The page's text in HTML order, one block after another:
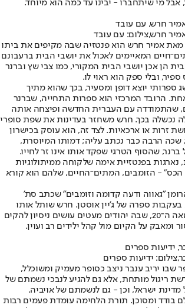
אמיר חרש, עם עובד
חרש,צילום: עם עובד
מאת אמיר חרש הוא פנטזיה שבה מקיפים את ביתו
המאיימים לאכול את יושבי הבית ברעבונם
הן אכן יושבי הבית המקורי, כמו צבי שץ וברנר
ובלי ספק הוא ראוי לו.
ספרותי יוצא דופן ומסעיר, בכך שהוא מתיך
אחת. הרובד המרכזי הוא ספרות התחייה, שברנר
שהתמודדה עם העברית החדשה ופיצחה אותה
נכשלה בכך. חרש משחזר בעדינות את שפת סופרי
זרות או ארכאיות. לצד זה, הוא עוסק בכישרון
שכה הרבה כבר נכתב עליה; דמותו המיוסרת,
שהסוף הטרגי שפקד אותו אינו זר לחייו.
בפנטזיית אימה שלקוחה ממיתולוגיות
- הזומבים, המתים־החיים, שלהם הוא קורא
"גאווה ודעה קדומה וזומבים" שכתב סת'
ב־2009, בעקבות ספרה של ג'יין אוסטן. חרש שותל אותו
בישראל של ראשית המאה ה־20, שבה יהודים מעטים עושים ניסיון להקים
ומאבק על הקיום מול קהל ילידים רב ועוין.
ידיעות ספרים
ידיעות ספרים
שבו יריב ענבר ניצב כסופר מעמיק ומשוכלל,
ריגול מותחת, אלא גם להגיע לנבכי נשמתם של
ישראל, וכן - גם לנשמתם של אויביה.
בודד ומסוכן. תורת הלחימה עומדת פעמים רבות